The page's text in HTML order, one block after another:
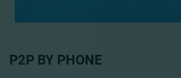
P2P BY PHONE